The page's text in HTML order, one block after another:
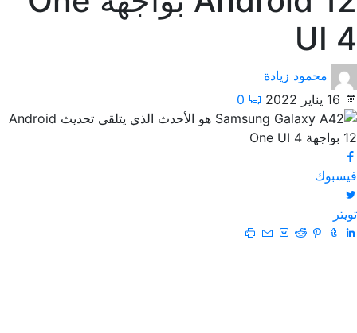
UI 4
محمود زيادة
16 يناير 2022
0
فيسبوك
تويتر